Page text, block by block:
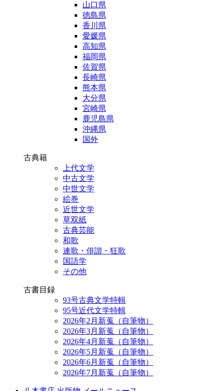
山口県
徳島県
香川県
愛媛県
高知県
福岡県
佐賀県
長崎県
熊本県
大分県
宮崎県
鹿児島県
沖縄県
国外
古典籍
上代文学
中古文学
中世文学
絵巻
近世文学
草双紙
古典芸能
和歌
連歌・俳諧・狂歌
国語学
その他
古書目録
93号古典文学特輯
95号近代文学特輯
2026年2月新蒐（自筆物）
2026年3月新蒐（自筆物）
2026年4月新蒐（自筆物）
2026年5月新蒐（自筆物）
2026年6月新蒐（自筆物）
2026年7月新蒐（自筆物）